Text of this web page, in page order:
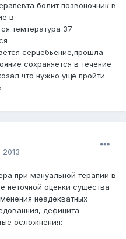
болит позвоночник в
в
темтература 37-
серцебьение,прошла
сохраняется в течение
что нужно ущё пройти
2013
при мануальной терапии в
неточной оценки существа
неадекватных
дефицита
осложнения: